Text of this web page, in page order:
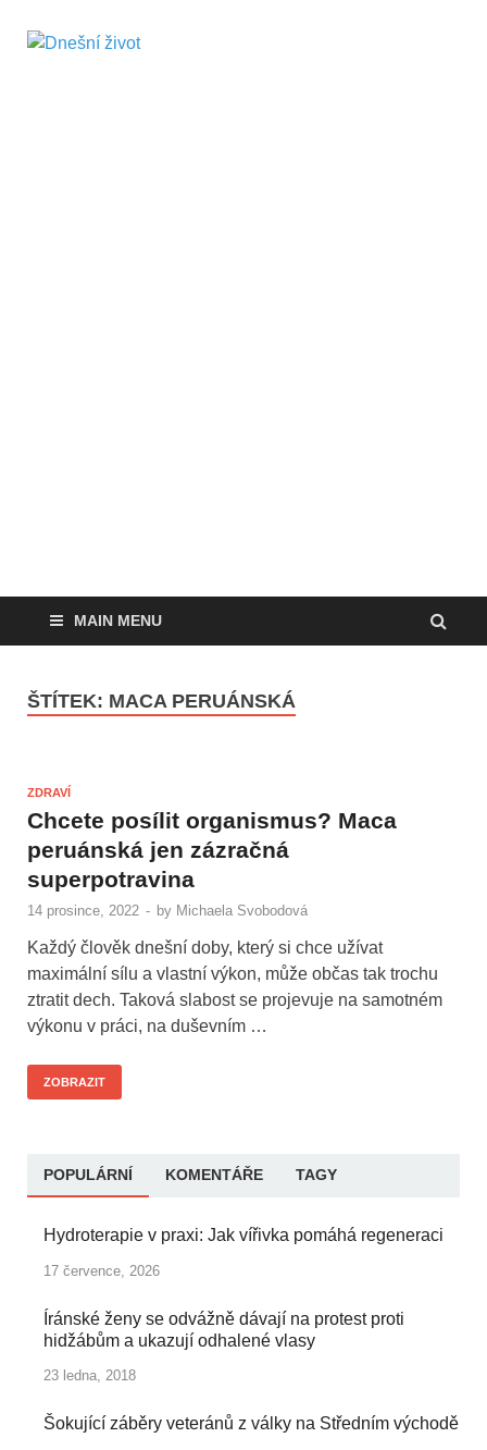
MAIN MENU
ŠTÍTEK: MACA PERUÁNSKÁ
ZDRAVÍ
Chcete posílit organismus? Maca
peruánská jen zázračná
superpotravina
14 prosince, 2022 - by Michaela Svobodová
Každý člověk dnešní doby, který si chce užívat
maximální sílu a vlastní výkon, může občas tak trochu
ztratit dech. Taková slabost se projevuje na samotném
výkonu v práci, na duševním …
ZOBRAZIT
POPULÁRNÍ KOMENTÁŘE TAGY
Hydroterapie v praxi: Jak vířivka pomáhá regeneraci
17 července, 2026
Íránské ženy se odvážně dávají na protest proti
hidžábům a ukazují odhalené vlasy
23 ledna, 2018
Šokující záběry veteránů z války na Středním východě